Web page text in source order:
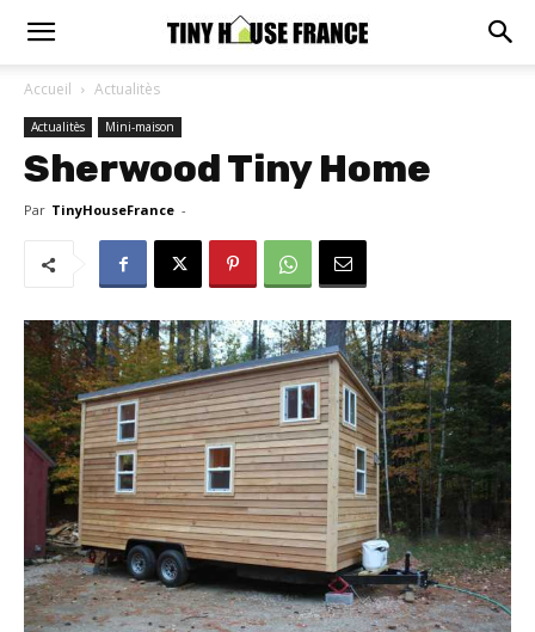
Accueil Actualitès
Actualitès Mini-maison
Sherwood Tiny Home
Par TinyHouseFrance -